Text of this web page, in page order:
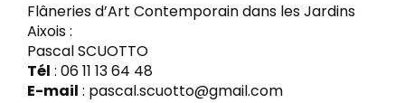
Flâneries d’Art Contemporain dans les Jardins
Aixois :
Pascal SCUOTTO
Tél : 06 11 13 64 48
E-mail : pascal.scuotto@gmail.com